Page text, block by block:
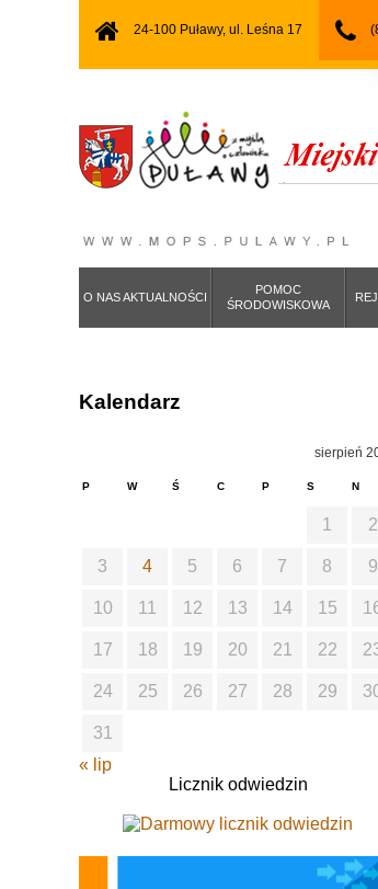
24-100 Puławy, ul. Leśna 17
O NAS AKTUALNOŚCI
POMOC
ŚRODOWISKOWA
Kalendarz
sierpień
P W Ś C P S N
1 2
3 4 5 6 7 8 9
10 11 12 13 14 15
17 18 19 20 21 22
24 25 26 27 28 29
31
« lip
Licznik odwiedzin